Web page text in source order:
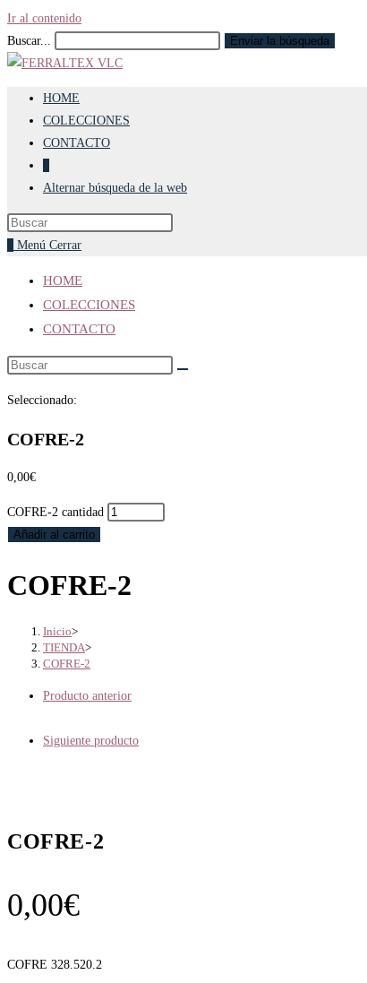
Ir al contenido
Buscar...
Enviar la búsqueda
HOME
COLECCIONES
CONTACTO
Alternar búsqueda de la web
Menú Cerrar
HOME
COLECCIONES
CONTACTO
Seleccionado:
COFRE-2
0,00€
COFRE-2 cantidad
Añadir al carrito
COFRE-2
Inicio>
TIENDA>
COFRE-2
Producto anterior
Siguiente producto
COFRE-2
0,00€
COFRE 328.520.2